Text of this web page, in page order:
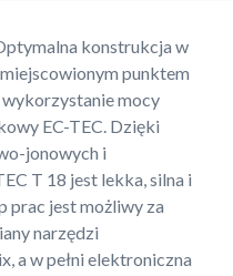
konstrukcja w
punktem
wykorzystanie mocy
EC-TEC. Dzięki
jonowych i
T 18 jest lekka, silna i
prac jest możliwy za
narzędzi
a w pełni elektroniczna